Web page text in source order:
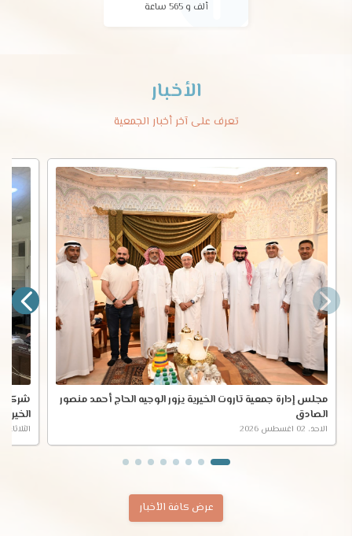
ألف و 565 ساعة
الأخبار
تعرف على آخر أخبار الجمعية
مجلس إدارة جمعية تاروت الخيرية يزور الوجيه الحاج أحمد منصور
الصادق
الاحد، 02 اغسطس 2026
شركة
الخيرية
الثلاثاء، 28 يوليو 2026
عرض كافة الأخبار